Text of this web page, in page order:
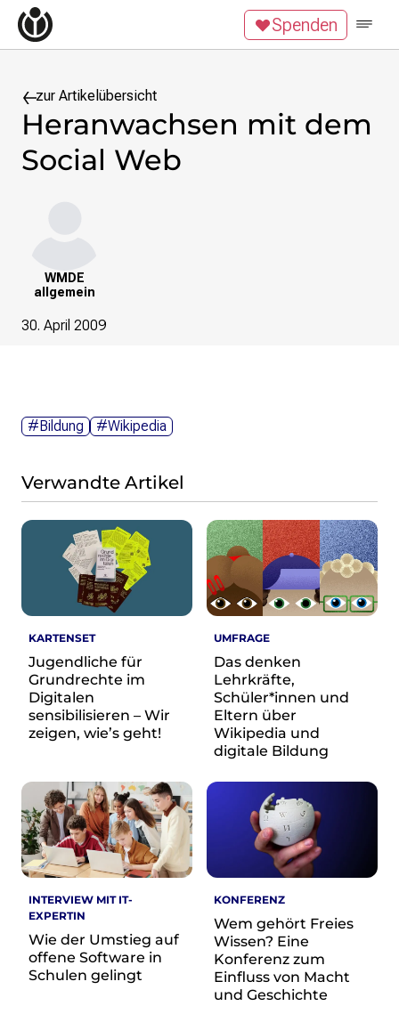
Zum Inhalt überspringen
Wikipedia unterstützen
Spenden
Mitmachen
News
Blog
Themen
Freie Bildung
Wikimedia Deutschland wird 20!
Featured
Wikipedia
Wikidata
Wikimedia Commons
Initiativen für freies Wisses
Bündnis Freie Bildung
Das WikiLibrary Manifest
GLAM – Kultur- und Gedächtnisinstitutionen
Lizenzhinweisgenerator
Monsters of Law
Projekt Technische Wünsche
re•shape
Verschlusssache Prüfung
Wissen. Macht. Gerechtigkeit.
MediaWiki
Wikibooks
Wikisource
Spenden
zur Artikelübersicht
Heranwachsen mit dem
Social Web
WMDE
allgemein
30. April 2009
#Bildung #Wikipedia
Verwandte Artikel
KARTENSET
Jugendliche für
Grundrechte im
Digitalen
sensibilisieren – Wir
zeigen, wie’s geht!
UMFRAGE
Das denken
Lehrkräfte,
Schüler*innen und
Eltern über
Wikipedia und
digitale Bildung
INTERVIEW MIT IT-
EXPERTIN
Wie der Umstieg auf
offene Software in
Schulen gelingt
KONFERENZ
Wem gehört Freies
Wissen? Eine
Konferenz zum
Einfluss von Macht
und Geschichte